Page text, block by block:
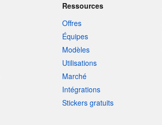
Ressources
Offres
Équipes
Modèles
Utilisations
Marché
Intégrations
Stickers gratuits